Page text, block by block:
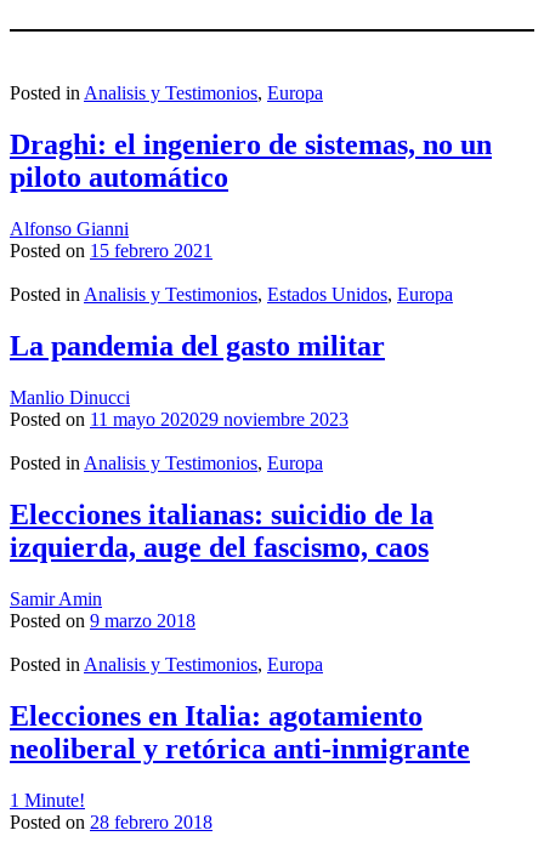
Posted in Analisis y Testimonios, Europa
Draghi: el ingeniero de sistemas, no un
piloto automático
Alfonso Gianni
Posted on 15 febrero 2021
Posted in Analisis y Testimonios, Estados Unidos, Europa
La pandemia del gasto militar
Manlio Dinucci
Posted on 11 mayo 202029 noviembre 2023
Posted in Analisis y Testimonios, Europa
Elecciones italianas: suicidio de la
izquierda, auge del fascismo, caos
Samir Amin
Posted on 9 marzo 2018
Posted in Analisis y Testimonios, Europa
Elecciones en Italia: agotamiento
neoliberal y retórica anti-inmigrante
1 Minute!
Posted on 28 febrero 2018